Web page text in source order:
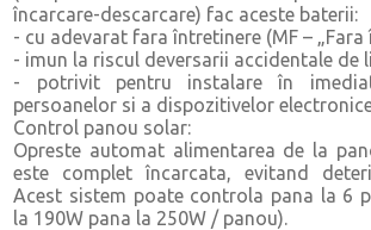
încarcare-descarcare) fac aceste baterii:
- cu adevarat fara întretinere (MF – „Fara
- imun la riscul deversarii accidentale de
- potrivit pentru instalare în
persoanelor si a dispozitivelor
Control panou solar:
Opreste automat alimentarea de la
este complet încarcata, evitand
Acest sistem poate controla pana la 6
la 190W pana la 250W / panou).